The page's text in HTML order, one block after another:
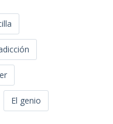
El genio